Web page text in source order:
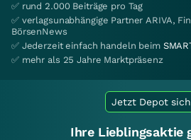
✅ rund 2.000 Beiträge pro Tag
✅ verlagsunabhängige Partner ARIVA,
BörsenNews
✅ Jederzeit einfach handeln beim
✅ mehr als 25 Jahre Marktpräsenz
Jetzt Depot
Ihre Lieblingsaktie